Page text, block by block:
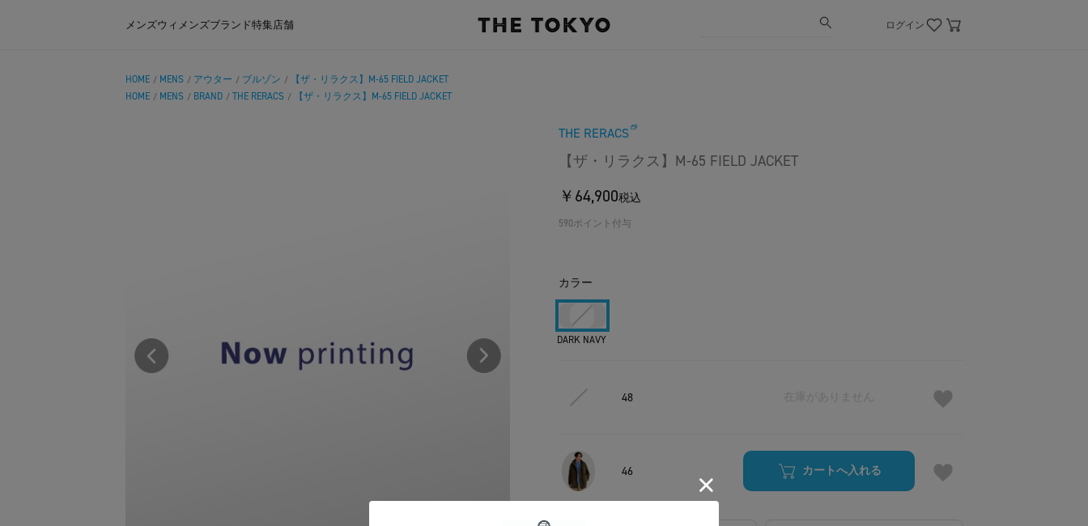
メンズウィメンズブランド特集店舗 ログイン
HOME / MENS / アウター / ブルゾン /
【ザ・リラクス】M-65 FIELD JACKET
HOME / MENS / BRAND / THE RERACS / 【ザ・リラクス】M-65 FIELD JACKET
THE RERACS
【ザ・リラクス】M-65 FIELD JACKET
￥64,900税込
590ポイント付与
カラー
DARK NAVY
48
46 カートへ入れる